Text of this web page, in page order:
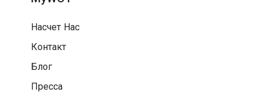
Насчет Нас
Контакт
Блог
Пресса